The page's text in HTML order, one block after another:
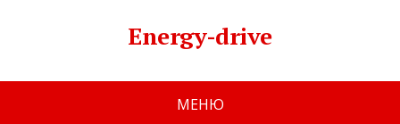
Energy-drive
МЕНЮ